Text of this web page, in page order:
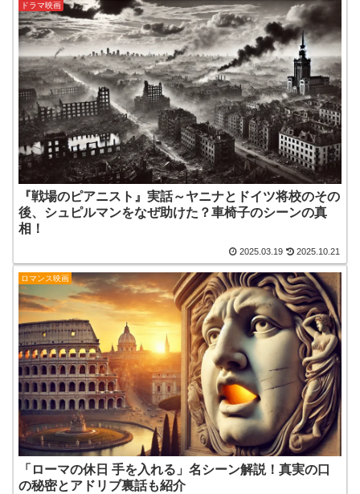
ドラマ映画
『戦場のピアニスト』実話～ヤニナとドイツ将校のその
後、シュピルマンをなぜ助けた？車椅子のシーンの真
相！
2025.03.19 2025.10.21
ロマンス映画
「ローマの休日 手を入れる」名シーン解説！真実の口
の秘密とアドリブ裏話も紹介